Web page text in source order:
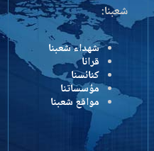
شعبنا:
شهداء شعبنا
قرانا
كنائسنا
مؤسساتنا
مواقع شعبنا